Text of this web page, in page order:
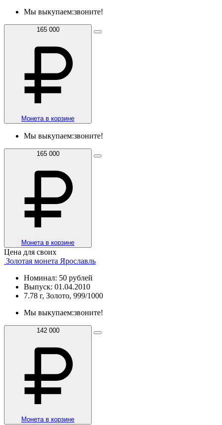
Мы выкупаем:звоните!
165 000
Монета в корзине
Мы выкупаем:звоните!
165 000
Монета в корзине
Цена для своих
Золотая монета Ярославль
Номинал: 50 рублей
Выпуск: 01.04.2010
7.78 г, Золото, 999/1000
Мы выкупаем:звоните!
142 000
Монета в корзине